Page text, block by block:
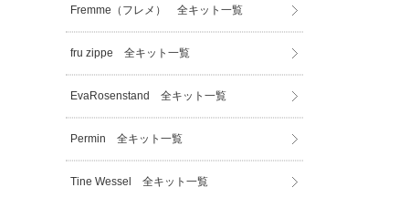
Fremme（フレメ） 全キット一覧
fru zippe 全キット一覧
EvaRosenstand 全キット一覧
Permin 全キット一覧
Tine Wessel 全キット一覧